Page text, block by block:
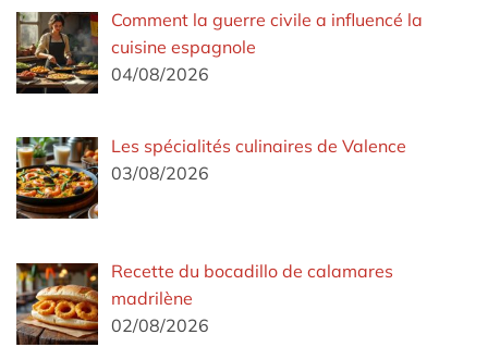
Comment la guerre civile a influencé la
cuisine espagnole
04/08/2026
Les spécialités culinaires de Valence
03/08/2026
Recette du bocadillo de calamares
madrilène
02/08/2026